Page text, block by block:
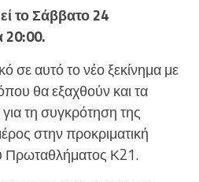
το Σάββατο 24
20:00.
σε αυτό το νέο ξεκίνημα με
θα εξαχθούν και τα
τη συγκρότηση της
στην προκριματική
Κ21.